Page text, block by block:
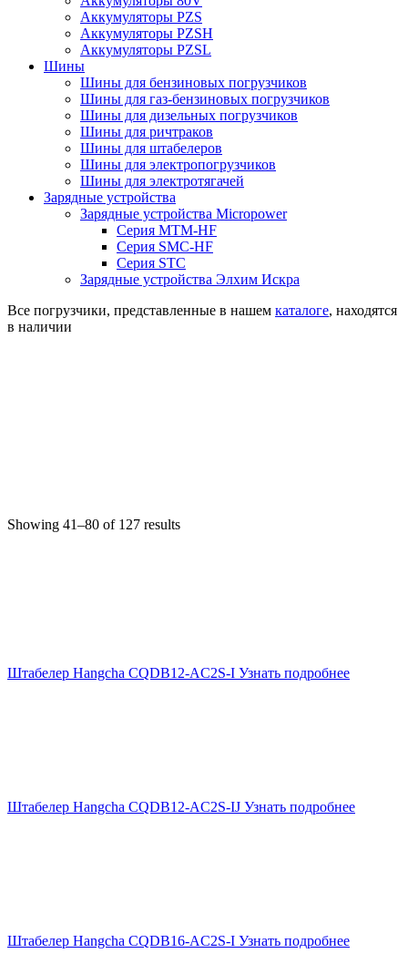
Аккумуляторы PZS
Аккумуляторы PZSH
Аккумуляторы PZSL
Шины
Шины для бензиновых погрузчиков
Шины для газ-бензиновых погрузчиков
Шины для дизельных погрузчиков
Шины для ричтраков
Шины для штабелеров
Шины для электропогрузчиков
Шины для электротягачей
Зарядные устройства
Зарядные устройства Micropower
Серия MTM-HF
Серия SMC-HF
Серия STC
Зарядные устройства Элхим Искра
Все погрузчики, представленные в нашем каталоге, находятся
в наличии
Showing 41–80 of 127 results
Штабелер Hangcha CQDB12-AС2S-I Узнать подробнее
Штабелер Hangcha CQDB12-AС2S-IJ Узнать подробнее
Штабелер Hangcha CQDB16-AС2S-I Узнать подробнее